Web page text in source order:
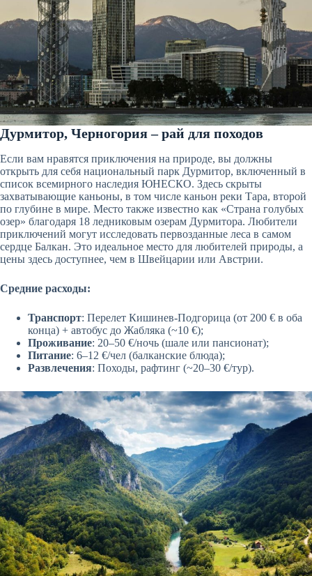
Дурмитор, Черногория – рай для походов
Если вам нравятся приключения на природе, вы должны
открыть для себя национальный парк Дурмитор, включенный в
список всемирного наследия ЮНЕСКО. Здесь скрыты
захватывающие каньоны, в том числе каньон реки Тара, второй
по глубине в мире. Место также известно как «Страна голубых
озер» благодаря 18 ледниковым озерам Дурмитора. Любители
приключений могут исследовать первозданные леса в самом
сердце Балкан. Это идеальное место для любителей природы, а
цены здесь доступнее, чем в Швейцарии или Австрии.
Средние расходы:
Транспорт: Перелет Кишинев-Подгорица (от 200 € в оба
конца) + автобус до Жабляка (~10 €);
Проживание: 20–50 €/ночь (шале или пансионат);
Питание: 6–12 €/чел (балканские блюда);
Развлечения: Походы, рафтинг (~20–30 €/тур).